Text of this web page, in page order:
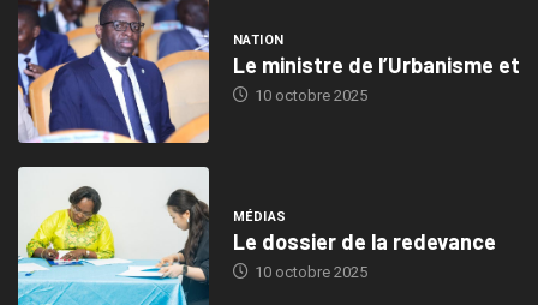
NATION
Le ministre de l’Urbanisme et
10 octobre 2025
MÉDIAS
Le dossier de la redevance
10 octobre 2025